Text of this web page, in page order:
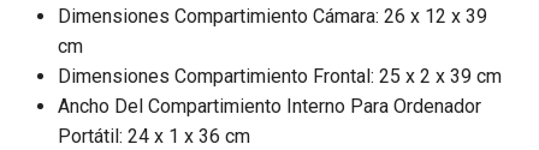
Dimensiones Compartimiento Cámara: 26 x 12 x 39
cm
Dimensiones Compartimiento Frontal: 25 x 2 x 39 cm
Ancho Del Compartimiento Interno Para Ordenador
Portátil: 24 x 1 x 36 cm